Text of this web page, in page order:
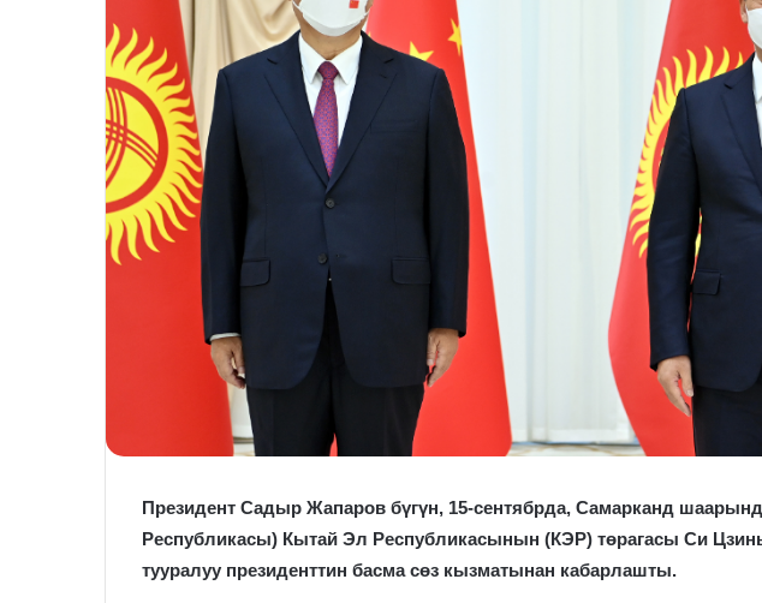
Президент Садыр Жапаров бүгүн, 15-сентябрда, Самарканд
Республикасы) Кытай Эл Республикасынын (КЭР) төрагасы Си
тууралуу президенттин басма сөз кызматынан кабарлашты.